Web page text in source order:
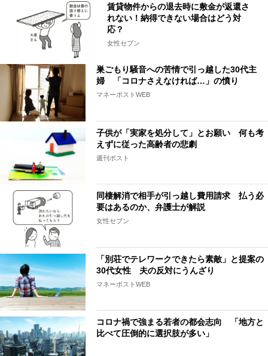
賃貸物件からの退去時に敷金が返還さ
れない！納得できない場合はどう対
応？
女性セブン
巣ごもり騒音への苦情で引っ越した30代主
婦 「コロナさえなければ…」の憤り
マネーポストWEB
子供が「実家を処分して」とお願い 何も考
えずに従った高齢者の悲劇
週刊ポスト
同棲解消で相手が引っ越し費用請求 払う必
要はあるのか、弁護士が解説
女性セブン
「別荘でテレワークできたら素敵」と提案の
30代女性 夫の反対にうんざり
マネーポストWEB
コロナ禍で強まる若者の都会志向 「地方と
比べて圧倒的に選択肢が多い」